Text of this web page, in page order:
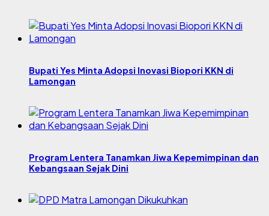
Bupati Yes Minta Adopsi Inovasi Biopori KKN di
Lamongan
Program Lentera Tanamkan Jiwa Kepemimpinan dan
Kebangsaan Sejak Dini